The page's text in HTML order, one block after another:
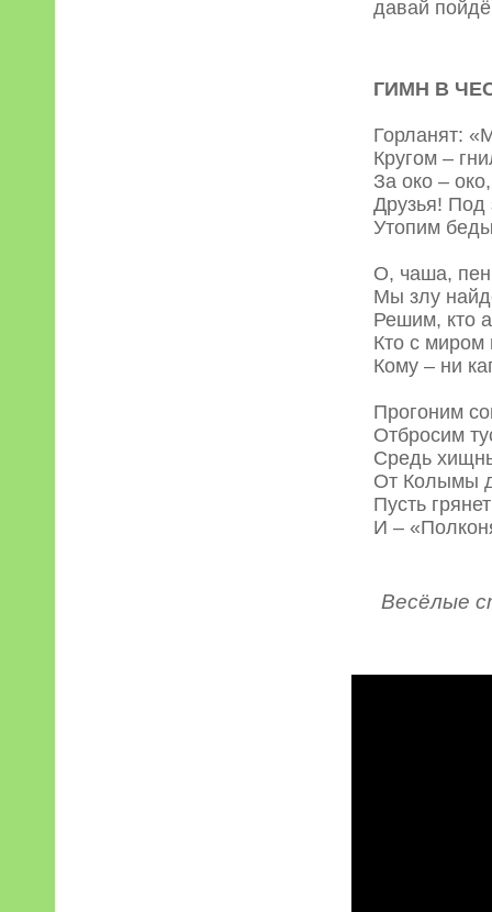
давай
ГИМН В
Горланят:
Кругом –
За око –
Друзья! Под
Утопим
О, чаша,
Мы злу
Решим, кто
Кто с миром
Кому – ни
Прогоним
Отбросим
Средь
От Колымы
Пусть
И –
Весёлые